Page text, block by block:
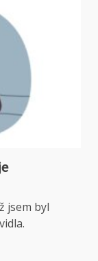
jsem byl